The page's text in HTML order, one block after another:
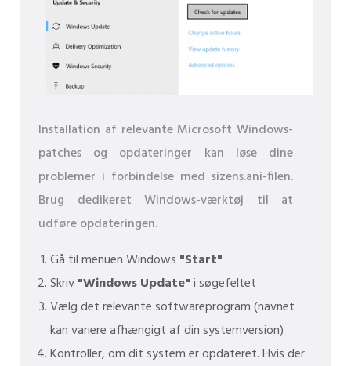
Installation af relevante Microsoft Windows-
patches og opdateringer kan løse dine
problemer i forbindelse med sizens.ani-filen.
Brug dedikeret Windows-værktøj til at
udføre opdateringen.
Gå til menuen Windows "Start"
Skriv"Windows Update"i søgefeltet
Vælg det relevante softwareprogram (navnet
kan variere afhængigt af din systemversion)
Kontroller, om dit system er opdateret. Hvis der